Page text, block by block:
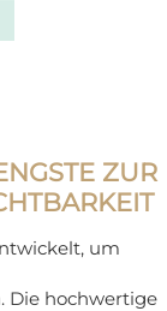
ZUR
um
Die hochwertige